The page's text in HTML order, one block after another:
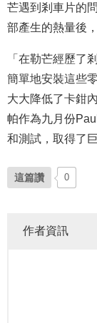
芒遇到剎車片的
部產生的熱量後
「在勒芒經歷了
簡單地安裝這些
大大降低了卡鉗
帕作為九月份
和測試，取得了
這篇讚 0
作者資訊